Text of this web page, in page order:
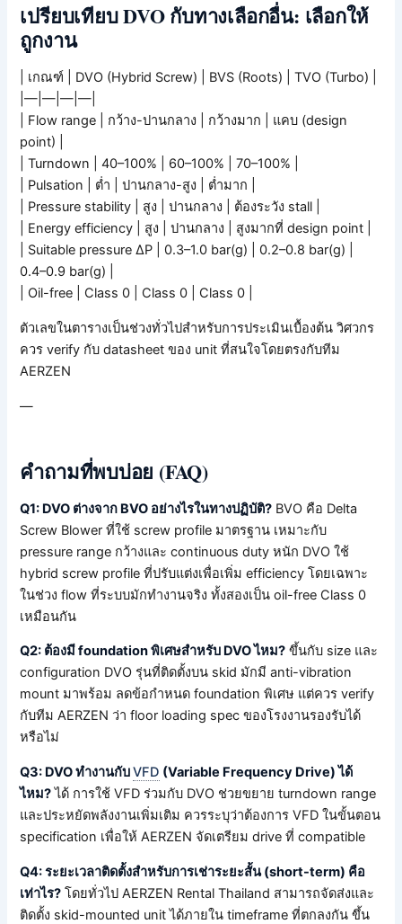
เปรียบเทียบ DVO กับทางเลือกอื่น: เลือกให้
ถูกงาน
| เกณฑ์ | DVO (Hybrid Screw) | BVS (Roots) | TVO (Turbo) |
|—|—|—|—|
| Flow range | กว้าง-ปานกลาง | กว้างมาก | แคบ (design
point) |
| Turndown | 40–100% | 60–100% | 70–100% |
| Pulsation | ต่ำ | ปานกลาง-สูง | ต่ำมาก |
| Pressure stability | สูง | ปานกลาง | ต้องระวัง stall |
| Energy efficiency | สูง | ปานกลาง | สูงมากที่ design point |
| Suitable pressure ΔP | 0.3–1.0 bar(g) | 0.2–0.8 bar(g) |
0.4–0.9 bar(g) |
| Oil-free | Class 0 | Class 0 | Class 0 |
ตัวเลขในตารางเป็นช่วงทั่วไปสำหรับการประเมินเบื้องต้น วิศวกร
ควร verify กับ datasheet ของ unit ที่สนใจโดยตรงกับทีม
AERZEN
—
คำถามที่พบบ่อย (FAQ)
Q1: DVO ต่างจาก BVO อย่างไรในทางปฏิบัติ? BVO คือ Delta
Screw Blower ที่ใช้ screw profile มาตรฐาน เหมาะกับ
pressure range กว้างและ continuous duty หนัก DVO ใช้
hybrid screw profile ที่ปรับแต่งเพื่อเพิ่ม efficiency โดยเฉพาะ
ในช่วง flow ที่ระบบมักทำงานจริง ทั้งสองเป็น oil-free Class 0
เหมือนกัน
Q2: ต้องมี foundation พิเศษสำหรับ DVO ไหม? ขึ้นกับ size และ
configuration DVO รุ่นที่ติดตั้งบน skid มักมี anti-vibration
mount มาพร้อม ลดข้อกำหนด foundation พิเศษ แต่ควร verify
กับทีม AERZEN ว่า floor loading spec ของโรงงานรองรับได้
หรือไม่
Q3: DVO ทำงานกับVFD (Variable Frequency Drive) ได้
ไหม?ได้ การใช้ VFD ร่วมกับ DVO ช่วยขยาย turndown range
และประหยัดพลังงานเพิ่มเติม ควรระบุว่าต้องการ VFD ในขั้นตอน
specification เพื่อให้ AERZEN จัดเตรียม drive ที่ compatible
Q4: ระยะเวลาติดตั้งสำหรับการเช่าระยะสั้น (short-term) คือ
เท่าไร? โดยทั่วไป AERZEN Rental Thailand สามารถจัดส่งและ
ติดตั้ง skid-mounted unit ได้ภายใน timeframe ที่ตกลงกัน ขึ้น